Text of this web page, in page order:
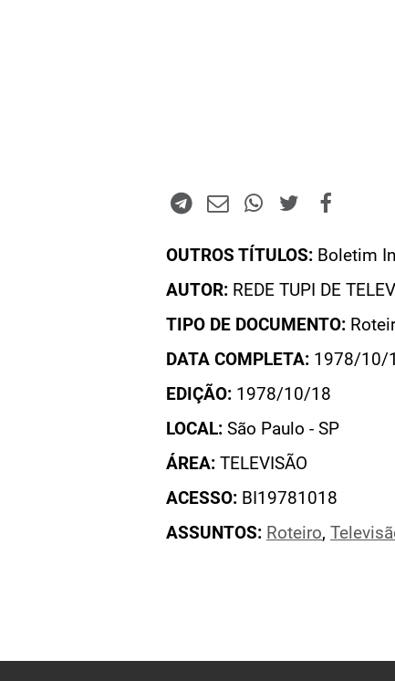
OUTROS TÍTULOS: Boletim
AUTOR: REDE TUPI DE
TIPO DE DOCUMENTO:
DATA COMPLETA: 1978/10/
EDIÇÃO: 1978/10/18
LOCAL: São Paulo - SP
ÁREA: TELEVISÃO
ACESSO: BI19781018
ASSUNTOS: Roteiro,